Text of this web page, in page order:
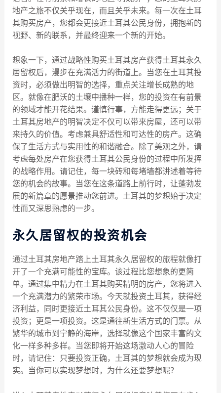
地产之旅不仅关乎现在，而且关乎未来。每一次在土耳
其购买房产，您都会更接近土耳其公民身份，拥抱新的
视野、新的联系，并最终迎来一个新的开始。
想象一下，通过战略性购买土耳其房产获得土耳其永久
居留权后，漫步在充满活力的街道上。当您在土耳其投
资时，必须做出明智的选择，重点关注增长成熟的地
区。就像在肥沃的土壤中播种一样，您的投资在有前景
的领域才能开花结果。谨慎行事，方能走得更远；关于
土耳其房地产的明智决定不仅可以带来房屋，还可以带
来持久的价值。考虑兼具舒适性和可达性的房产。这确
保了生活方式与实用性的和谐融合。除了美观之外，请
考虑每处房产在您获得土耳其公民身份的过程中所发挥
的战略作用。请记住，每一块砖和每堵墙都讲述着等待
您的机会的故事。当您在这条道路上前行时，让蓬勃发
展的新篇章的愿景推动您前进。土耳其的梦想始于决定
性而又深思熟虑的一步。
永久居留权的投资机会
通过土耳其房地产踏上土耳其永久居留权的旅程就像打
开了一个充满可能性的宝库。该过程比您想象的更简
单。通过集中精力在土耳其购买精明的房产，您将进入
一个充满潜力的繁荣市场。今天就投资土耳其，获得经
济利益，同时更接近土耳其公民身份。这不仅仅是一项
投资；更是一项投资。这是通往新生活方式的门票。从
繁华的城市到宁静的海岸，选择就像这个国家丰富的文
化一样多种多样。当您即将开始这场激动人心的冒险
时，请记住：只要投资正确，土耳其的梦想就会成为现
实。当你可以实现梦想时，为什么还要梦想呢？